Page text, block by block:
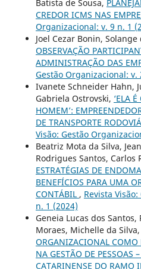
Batista de Sousa,
CREDOR ICMS NAS
Organizacional: v. 9 n. 1
Joel Cezar Bonin, Solange
OBSERVAÇÃO
ADMINISTRAÇÃO DAS
Gestão Organizacional: v.
Ivanete Schneider Hahn,
Gabriela Ostrovski, ‘ELA
HOMEM’:
DE TRANSPORTE
Visão: Gestão
Beatriz Mota da Silva,
Rodrigues Santos, Carlos
ESTRATÉGIAS DE
BENEFÍCIOS PARA UMA
CONTÁBIL , Revista
n. 1 (2024)
Geneia Lucas dos Santos,
Moraes, Michelle da Silva,
ORGANIZACIONAL COMO
NA GESTÃO DE PESSOAS
CATARINENSE DO RAMO